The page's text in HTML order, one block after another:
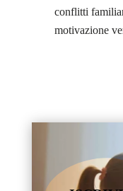
conflitti
motivazione